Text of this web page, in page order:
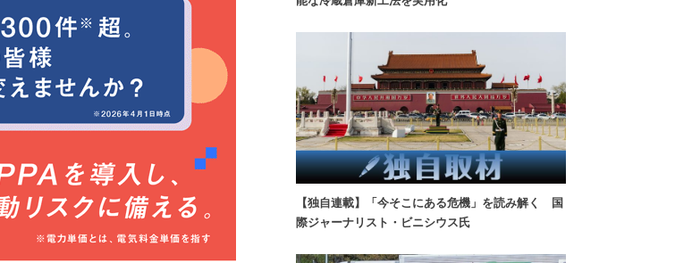
【独自連載】「今そこにある危機」を読み解く 国
際ジャーナリスト・ビニシウス氏